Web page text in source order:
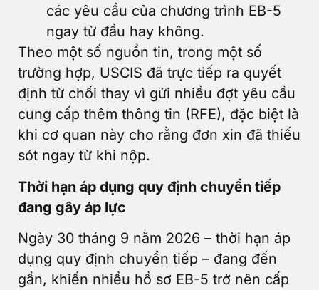
các yêu cầu của chương trình EB-5
ngay từ đầu hay không.
Theo một số nguồn tin, trong một số
trường hợp, USCIS đã trực tiếp ra quyết
định từ chối thay vì gửi nhiều đợt yêu cầu
cung cấp thêm thông tin (RFE), đặc biệt là
khi cơ quan này cho rằng đơn xin đã thiếu
sót ngay từ khi nộp.
Thời hạn áp dụng quy định chuyển tiếp
đang gây áp lực
Ngày 30 tháng 9 năm 2026 – thời hạn áp
dụng quy định chuyển tiếp – đang đến
gần, khiến nhiều hồ sơ EB-5 trở nên cấp